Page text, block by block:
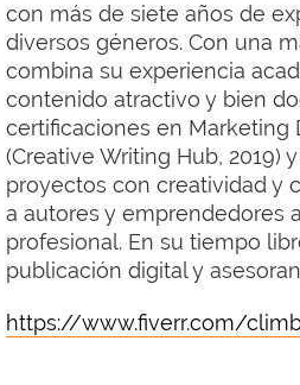
con más de siete años de
diversos géneros. Con una
combina su experiencia
contenido atractivo y bien
certificaciones en Marketing
(Creative Writing Hub, 2019)
proyectos con creatividad y
a autores y emprendedores
profesional. En su tiempo
publicación digital y
https://www.fiverr.com/